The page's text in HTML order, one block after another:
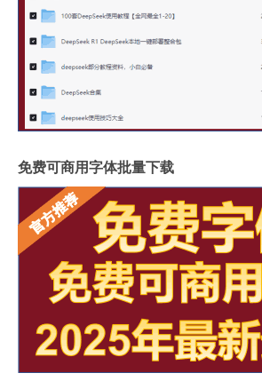
免费可商用字体批量下载